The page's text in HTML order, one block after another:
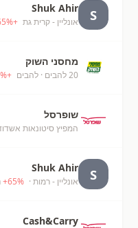
S
Shuk Ahir
אונליין - קרית גת +
%
מחסני השוק
20 להבים · להבים +
%
שופרסל
המפיץ סיטונאות
S
Shuk Ahir
אונליין - רמות · unknown
+65%
Cash&Carry